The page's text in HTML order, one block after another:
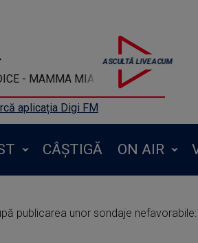
and Andro & DICE - MAMMA MIA
aplicația Digi FM
CÂȘTIGĂ ON AIR
publicarea unor sondaje